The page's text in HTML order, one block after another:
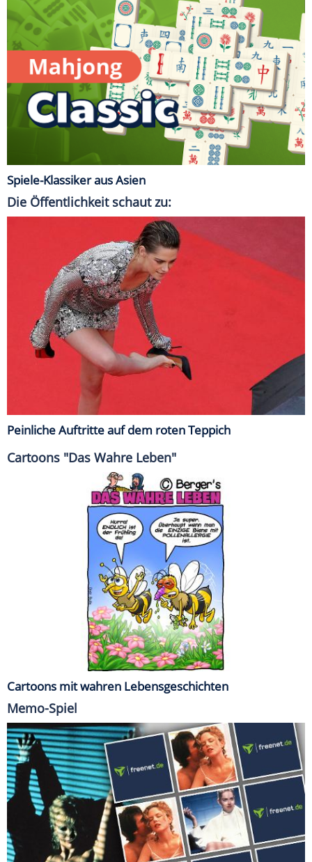
Spiele-Klassiker aus Asien
Die Öffentlichkeit schaut zu:
Peinliche Auftritte auf dem roten Teppich
Cartoons "Das Wahre Leben"
Cartoons mit wahren Lebensgeschichten
Memo-Spiel